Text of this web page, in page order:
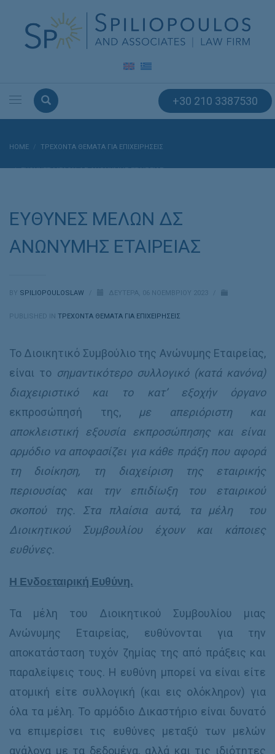
+30 210 3387530
HOME ΤΡΕΧΟΝΤΑ ΘΕΜΑΤΑ ΓΙΑ ΕΠΙΧΕΙΡΗΣΕΙΣ
ΕΥΘΥΝΕΣ ΜΕΛΩΝ ΔΣ ΑΝΩΝΥΜΗΣ ΕΤΑΙΡΕΙΑΣ
ΕΥΘΥΝΕΣ ΜΕΛΩΝ ΔΣ
ΑΝΩΝΥΜΗΣ ΕΤΑΙΡΕΙΑΣ
BY SPILIOPOULOSLAW ΔΕΥΤΈΡΑ, 06 ΝΟΕΜΒΡΊΟΥ 2023
PUBLISHED IN ΤΡΕΧΟΝΤΑ ΘΕΜΑΤΑ ΓΙΑ ΕΠΙΧΕΙΡΗΣΕΙΣ
Το Διοικητικό Συμβούλιο της Ανώνυμης Εταιρείας,
είναι το σημαντικότερο συλλογικό (κατά κανόνα)
διαχειριστικό και το κατ’ εξοχήν όργανο
εκπροσώπησή της, με απεριόριστη και
αποκλειστική εξουσία εκπροσώπησης
και είναι
αρμόδιο να αποφασίζει για κάθε πράξη που αφορά
τη διοίκηση, τη διαχείριση της εταιρικής
περιουσίας και την επιδίωξη του εταιρικού
σκοπού της. Στα πλαίσια αυτά, τα μέλη του
Διοικητικού Συμβουλίου έχουν και κάποιες
ευθύνες.
Η Ενδοεταιρική Ευθύνη.
Τα μέλη του Διοικητικού Συμβουλίου μιας
Ανώνυμης Εταιρείας, ευθύνονται για την
αποκατάσταση τυχόν ζημίας της από πράξεις και
παραλείψεις τους. Η ευθύνη μπορεί να είναι είτε
ατομική είτε συλλογική (και εις ολόκληρον) για
όλα τα μέλη. Το αρμόδιο Δικαστήριο είναι δυνατό
να επιμερίσει τις ευθύνες μεταξύ των μελών
ανάλογα με τα δεδομένα, αλλά και τις ιδιότητες